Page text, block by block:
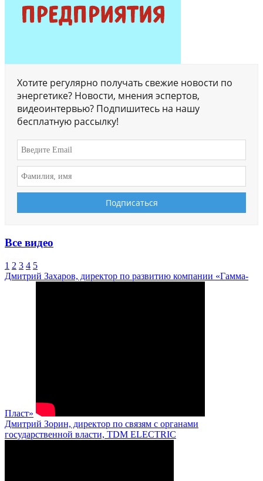
Хотите регулярно получать свежие новости по
энергетике? Новости, мнения эспертов,
видеоинтервью? Подпишитесь на нашу
бесплатную рассылку!
Все видео
1 2 3 4 5
Дмитрий Захаров, директор по развитию компании «Гамма-
Пласт»
Дмитрий Зорин, директор по связям с органами
государственной власти, TDM ELECTRIC